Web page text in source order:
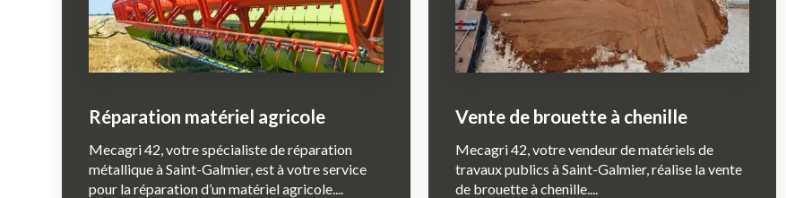
Réparation matériel agricole
Mecagri 42, votre spécialiste de réparation
métallique à Saint-Galmier, est à votre service
pour la réparation d’un matériel agricole....
Vente de brouette à chenille
Mecagri 42, votre vendeur de matériels de
travaux publics à Saint-Galmier, réalise la vente
de brouette à chenille....